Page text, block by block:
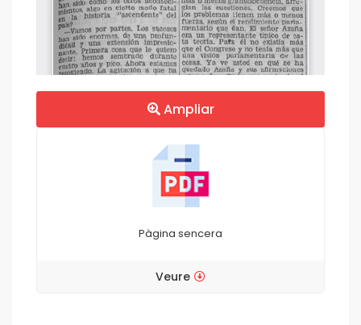
Ampliar
Pàgina sencera
Veure